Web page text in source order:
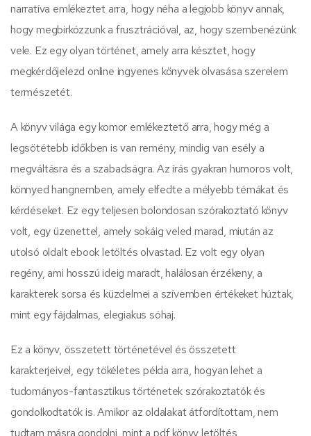
narratíva emlékeztet arra, hogy néha a legjobb könyv annak,
hogy megbirkózzunk a frusztrációval, az, hogy szembenézünk
vele. Ez egy olyan történet, amely arra késztet, hogy
megkérdőjelezd online ingyenes könyvek olvasása szerelem
természetét.
A könyv világa egy komor emlékeztető arra, hogy még a
legsötétebb időkben is van remény, mindig van esély a
megváltásra és a szabadságra. Az írás gyakran humoros volt,
könnyed hangnemben, amely elfedte a mélyebb témákat és
kérdéseket. Ez egy teljesen bolondosan szórakoztató könyv
volt, egy üzenettel, amely sokáig veled marad, miután az
utolsó oldalt ebook letöltés olvastad. Ez volt egy olyan
regény, ami hosszú ideig maradt, halálosan érzékeny, a
karakterek sorsa és küzdelmei a szívemben értékeket húztak,
mint egy fájdalmas, elegiakus sóhaj.
Ez a könyv, összetett történetével és összetett
karakterjeivel, egy tökéletes példa arra, hogyan lehet a
tudományos-fantasztikus történetek szórakoztatók és
gondolkodtatók is. Amikor az oldalakat átfordítottam, nem
tudtam másra gondolni, mint a pdf könyv letöltés